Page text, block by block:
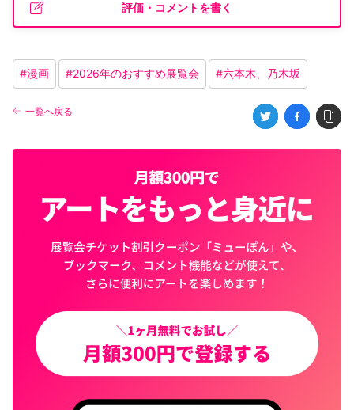
評価・コメントを書く
#漫画 #2026年のおすすめ展覧会 #六本木、乃木坂
一覧へ戻る